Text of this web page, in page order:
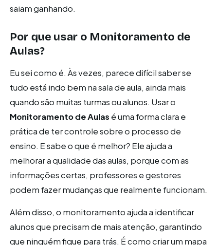
saiam ganhando.
Por que usar o Monitoramento de
Aulas?
Eu sei como é. Às vezes, parece difícil saber se
tudo está indo bem na sala de aula, ainda mais
quando são muitas turmas ou alunos. Usar o
Monitoramento de Aulas é uma forma clara e
prática de ter controle sobre o processo de
ensino. E sabe o que é melhor? Ele ajuda a
melhorar a qualidade das aulas, porque com as
informações certas, professores e gestores
podem fazer mudanças que realmente funcionam.
Além disso, o monitoramento ajuda a identificar
alunos que precisam de mais atenção, garantindo
que ninguém fique para trás. É como criar um mapa